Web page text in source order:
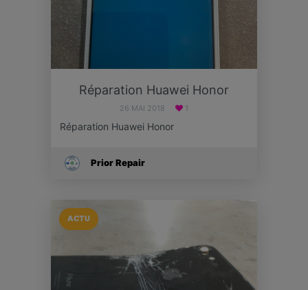
Réparation Huawei Honor
26 MAI 2018 1
Réparation Huawei Honor
Prior Repair
ACTU